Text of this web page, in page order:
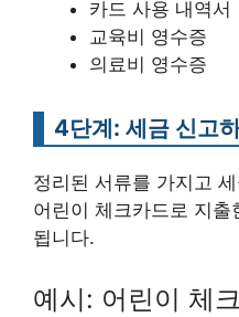
카드 사용 내역서
교육비 영수증
의료비 영수증
4단계: 세금 신고
정리된 서류를 가지고
어린이 체크카드로 지
됩니다.
예시: 어린이 체